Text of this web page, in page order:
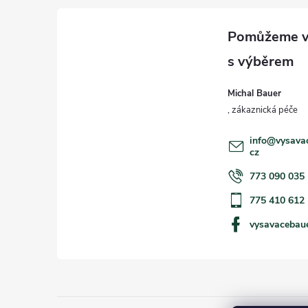
Michal Bauer
info@
cz
773 090 035
775 410 612